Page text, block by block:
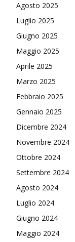
Agosto 2025
Luglio 2025
Giugno 2025
Maggio 2025
Aprile 2025
Marzo 2025
Febbraio 2025
Gennaio 2025
Dicembre 2024
Novembre 2024
Ottobre 2024
Settembre 2024
Agosto 2024
Luglio 2024
Giugno 2024
Maggio 2024